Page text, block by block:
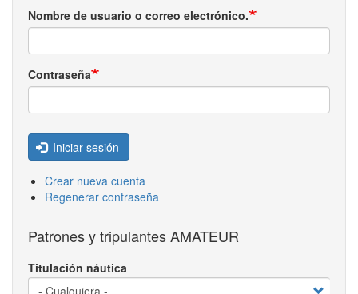
Nombre de usuario o correo electrónico.
Contraseña
Iniciar sesión
Crear nueva cuenta
Regenerar contraseña
Patrones y tripulantes AMATEUR
Titulación náutica